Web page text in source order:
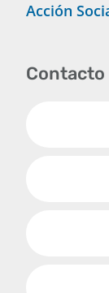
Acción
Contacto